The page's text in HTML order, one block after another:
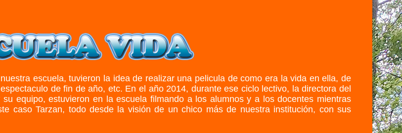
escuela, tuvieron la idea de realizar una pelicula de como era la vida en ella, de
de fin de año, etc. En el año 2014, durante ese ciclo lectivo, la directora del
equipo, estuvieron en la escuela filmando a los alumnos y a los docentes mientras
caso Tarzan, todo desde la visión de un chico más de nuestra institución, con sus